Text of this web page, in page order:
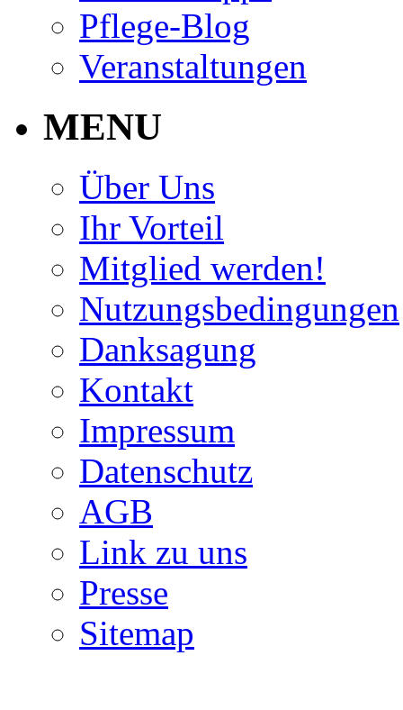
Pflege-Blog
Veranstaltungen
MENU
Über Uns
Ihr Vorteil
Mitglied werden!
Nutzungsbedingungen
Danksagung
Kontakt
Impressum
Datenschutz
AGB
Link zu uns
Presse
Sitemap